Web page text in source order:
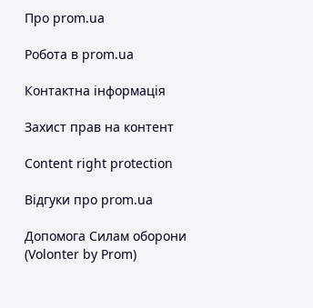
Про prom.ua
Робота в prom.ua
Контактна інформація
Захист прав на контент
Content right protection
Відгуки про prom.ua
Допомога Силам оборони
(Volonter by Prom)